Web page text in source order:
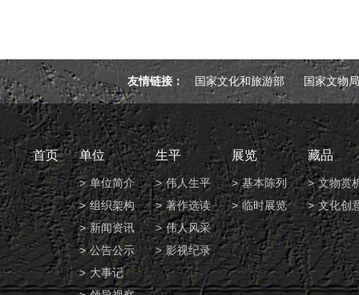
友情链接： 国家文化和旅游部 国家文物局
首页 单位
单位简介
组织架构
新闻资讯
公告公示
大事记
生平
伟人生平
著作选读
伟人风采
影视纪录
展览
基本陈列
临时展览
藏品
文物赏
文化创